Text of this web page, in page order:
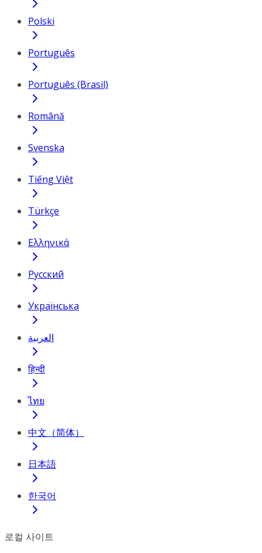
Polski
Português
Português (Brasil)
Română
Svenska
Tiếng Việt
Türkçe
Ελληνικά
Русский
Українська
العربية
हिन्दी
ไทย
中文（简体）
日本語
한국어
로컬 사이트